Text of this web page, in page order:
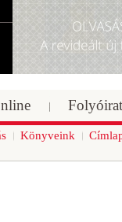
Folyóirat
Könyveink